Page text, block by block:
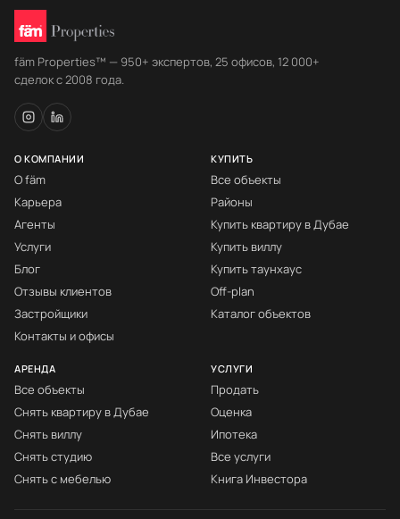
fäm Properties™ — 950+ экспертов, 25 офисов, 12 000+
сделок с 2008 года.
О КОМПАНИИ
О fäm
Карьера
Агенты
Услуги
Блог
Отзывы клиентов
Застройщики
Контакты и офисы
КУПИТЬ
Все объекты
Районы
Купить квартиру в Дубае
Купить виллу
Купить таунхаус
Off-plan
Каталог объектов
АРЕНДА
Все объекты
Снять квартиру в Дубае
Снять виллу
Снять студию
Снять с мебелью
УСЛУГИ
Продать
Оценка
Ипотека
Все услуги
Книга Инвестора